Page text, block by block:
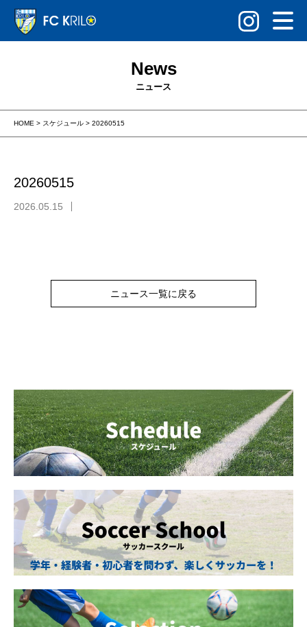
News
ニュース
HOME > スケジュール > 20260515
20260515
2026.05.15
ニュース一覧に戻る